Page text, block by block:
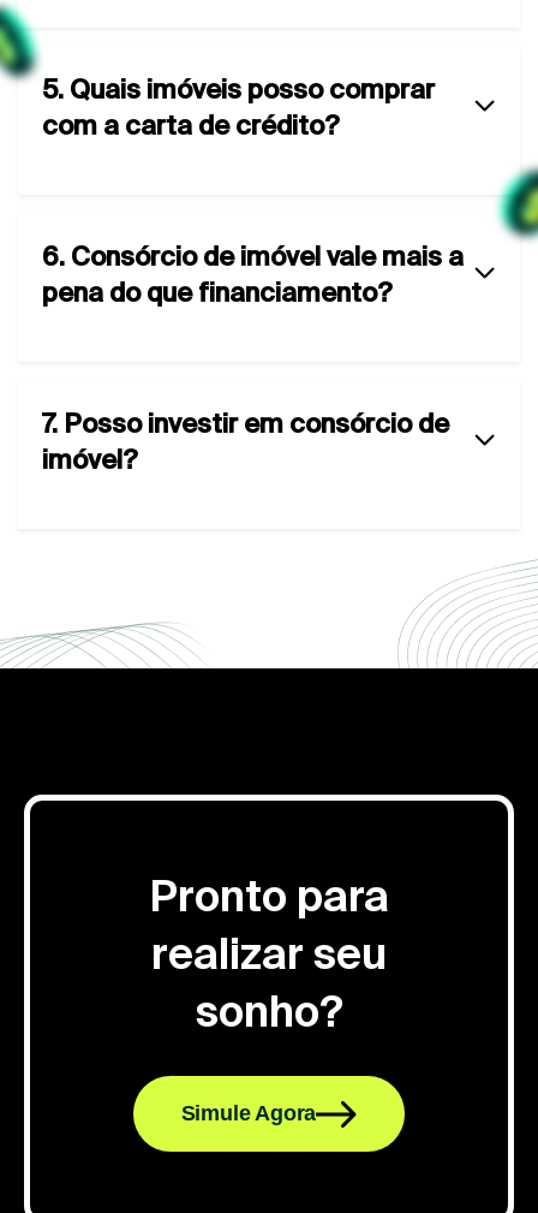
5. Quais imóveis posso comprar
com a carta de crédito?
6. Consórcio de imóvel vale mais a
pena do que financiamento?
7. Posso investir em consórcio de
imóvel?
Pronto para
realizar seu
sonho?
Simule Agora